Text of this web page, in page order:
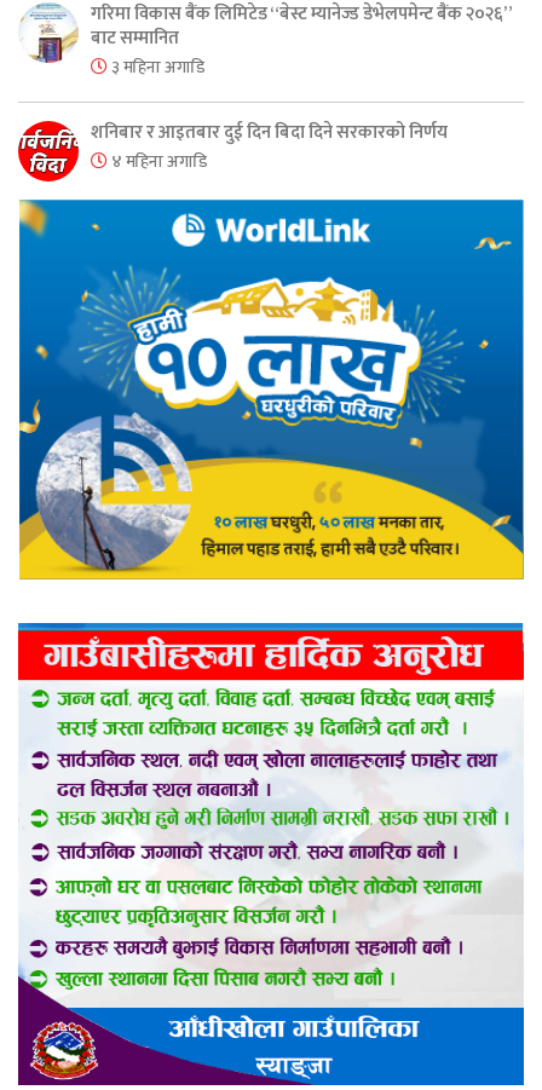
गरिमा विकास बैंक लिमिटेड “बेस्ट म्यानेज्ड डेभेलपमेन्ट बैंक २०२६”
बाट सम्मानित
३ महिना अगाडि
शनिबार र आइतबार दुई दिन बिदा दिने सरकारको निर्णय
४ महिना अगाडि